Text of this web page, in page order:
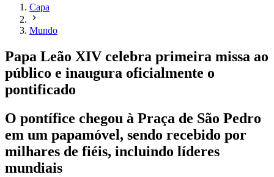
Capa
Mundo
Papa Leão XIV celebra primeira missa ao
público e inaugura oficialmente o
pontificado
O pontífice chegou à Praça de São Pedro
em um papamóvel, sendo recebido por
milhares de fiéis, incluindo líderes
mundiais